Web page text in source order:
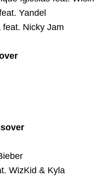
Yandel
feat. Nicky Jam
WizKid & Kyla